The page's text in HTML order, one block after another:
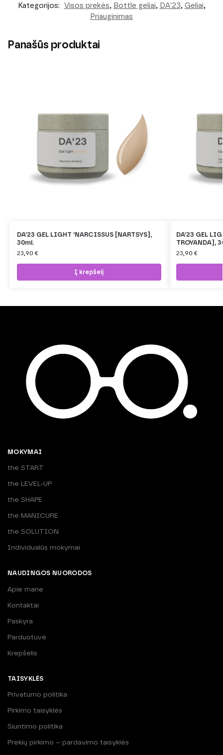
Kategorijos: Visos prekės, Bottle geliai, DA'23, Geliai,
Priauginimas
Panašūs produktai
DA’23 GEL LIGHT ‘NARCISSUS [NARTSYS],
30ml.
23,90 €
Į krepšelį
DA’23 GEL
TROYANDA],
23,90 €
MOKYMAI
the START
the LEVEL-UP
the SHAPE
the MANICURE
the SOLUTION
Individualūs mokymai
NAUDINGOS NUORODOS
Apie mane
Kontaktai
Paskyra
Parduotuvė
Krepšelis
TAISYKLĖS
Privatumo politika
Pirkimo taisyklės
Siuntimo politika
Prekių pirkimo – pardavimo taisyklės